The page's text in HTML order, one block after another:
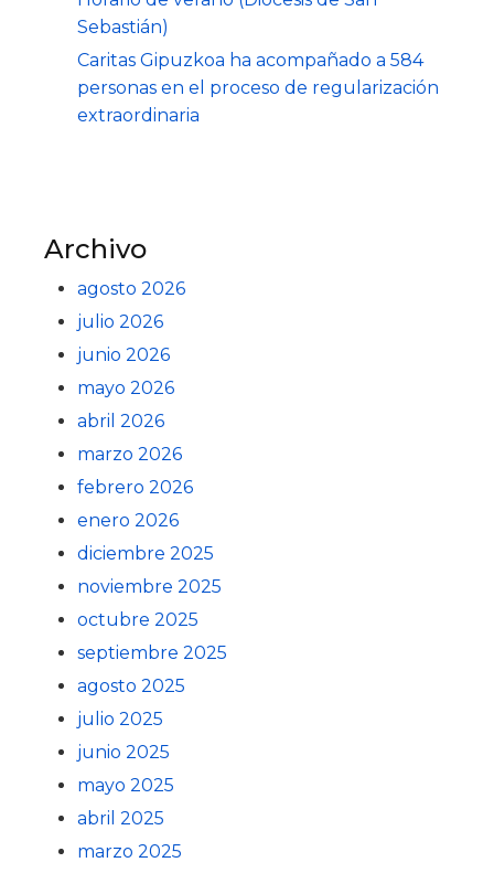
Sebastián)
Caritas Gipuzkoa ha acompañado a 584
personas en el proceso de regularización
extraordinaria
Archivo
agosto 2026
julio 2026
junio 2026
mayo 2026
abril 2026
marzo 2026
febrero 2026
enero 2026
diciembre 2025
noviembre 2025
octubre 2025
septiembre 2025
agosto 2025
julio 2025
junio 2025
mayo 2025
abril 2025
marzo 2025